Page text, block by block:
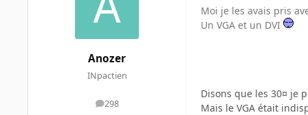
Anozer
INpactien
298
messages
Moi je les avais pris
Un VGA et un DVI
Disons que les 30¤ je
Mais le VGA était